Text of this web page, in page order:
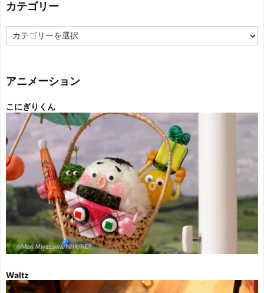
カテゴリー
テ
ー
アニメーション
こにぎりくん
Waltz